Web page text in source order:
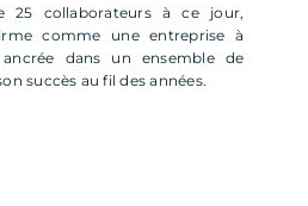
25 collaborateurs à ce jour,
comme une entreprise à
dans un ensemble de
succès au fil des années.